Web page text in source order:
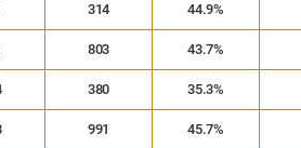
314 44.9%
803 43.7%
380 35.3%
991 45.7%